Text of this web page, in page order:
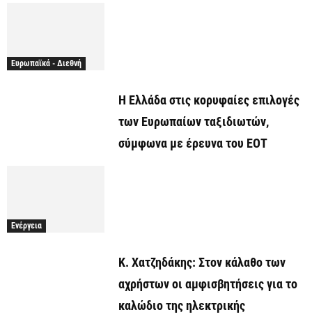
Ευρωπαϊκά - Διεθνή
Η Ελλάδα στις κορυφαίες επιλογές
των Ευρωπαίων ταξιδιωτών,
σύμφωνα με έρευνα του ΕΟΤ
Ενέργεια
Κ. Χατζηδάκης: Στον κάλαθο των
αχρήστων οι αμφισβητήσεις για το
καλώδιο της ηλεκτρικής